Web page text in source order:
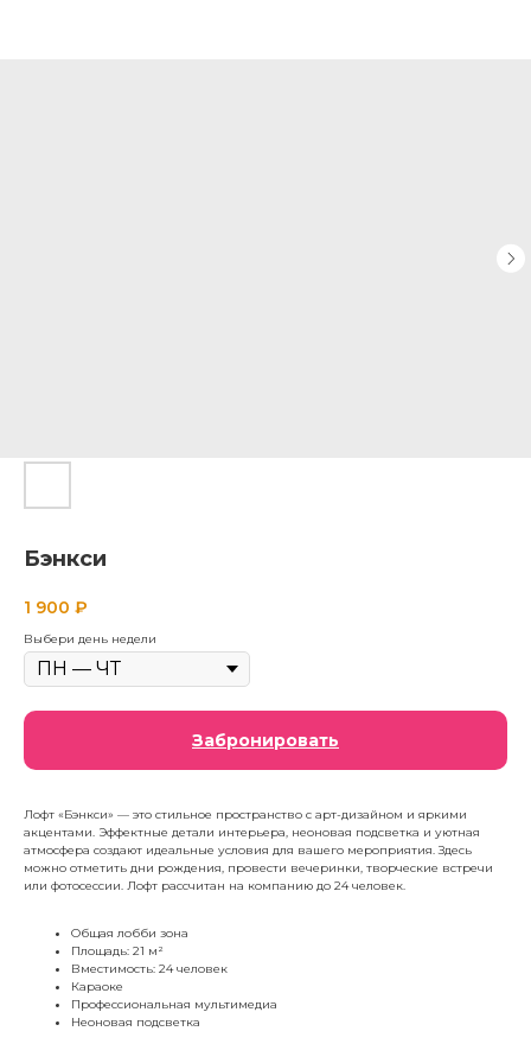
Бэнкси
1 900 ₽
Выбери день недели
Забронировать
Лофт «Бэнкси» — это стильное пространство с арт-дизайном и яркими
акцентами. Эффектные детали интерьера, неоновая подсветка и уютная
атмосфера создают идеальные условия для вашего мероприятия. Здесь
можно отметить дни рождения, провести вечеринки, творческие встречи
или фотосессии. Лофт рассчитан на компанию до 24 человек.
Общая лобби зона
Площадь: 21 м²
Вместимость: 24 человек
Караоке
Профессиональная мультимедиа
Неоновая подсветка